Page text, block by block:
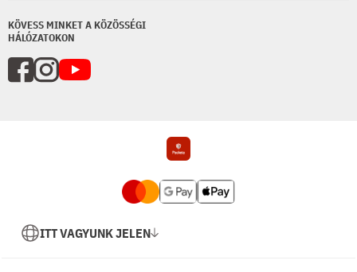
KÖVESS MINKET A KÖZÖSSÉGI
HÁLÓZATOKON
ITT VAGYUNK JELEN